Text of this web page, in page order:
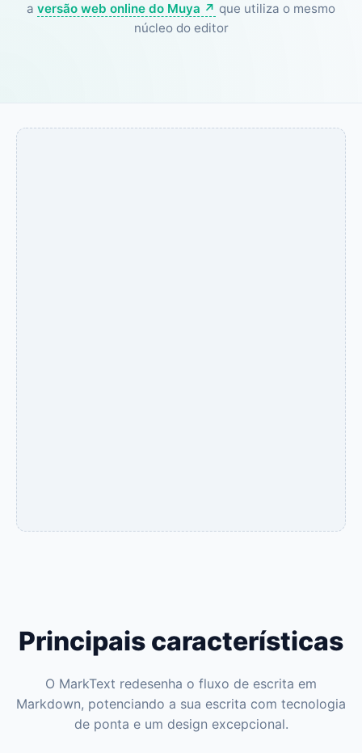
a versão web online do Muya ↗ que utiliza o mesmo
núcleo do editor
Principais características
O MarkText redesenha o fluxo de escrita em
Markdown, potenciando a sua escrita com tecnologia
de ponta e um design excepcional.